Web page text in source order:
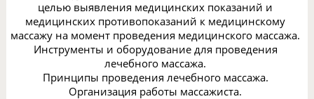
целью выявления медицинских показаний и
медицинских противопоказаний к медицинскому
массажу на момент проведения медицинского массажа.
Инструменты и оборудование для проведения
лечебного массажа.
Принципы проведения лечебного массажа.
Организация работы массажиста.